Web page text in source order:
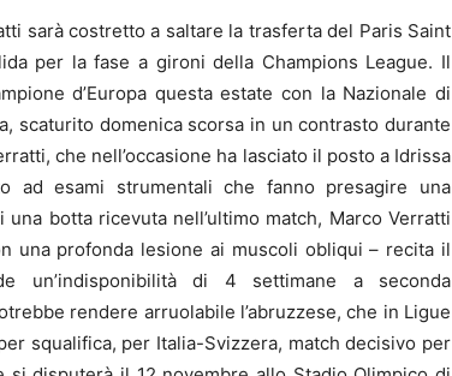
sarà costretto a saltare la trasferta del Paris Saint
per la fase a gironi della Champions League. Il
d’Europa questa estate con la Nazionale di
scaturito domenica scorsa in un contrasto durante
che nell’occasione ha lasciato il posto a Idrissa
ad esami strumentali che fanno presagire una
botta ricevuta nell’ultimo match, Marco Verratti
una profonda lesione ai muscoli obliqui – recita il
un’indisponibilità di 4 settimane a seconda
rendere arruolabile l’abruzzese, che in Ligue
squalifica, per Italia-Svizzera, match decisivo per